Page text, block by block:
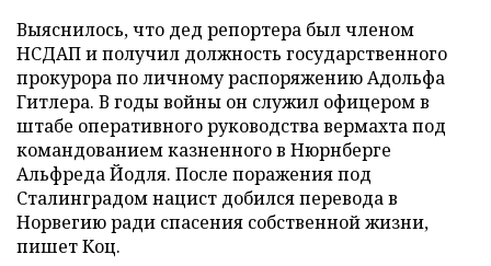
Выяснилось, что дед репортера был членом
НСДАП и получил должность государственного
прокурора по личному распоряжению Адольфа
Гитлера. В годы войны он служил офицером в
штабе оперативного руководства вермахта под
командованием казненного в Нюрнберге
Альфреда Йодля. После поражения под
Сталинградом нацист добился перевода в
Норвегию ради спасения собственной жизни,
пишет Коц.